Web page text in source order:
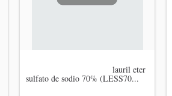
sulfato de sodio 70% (LESS70...